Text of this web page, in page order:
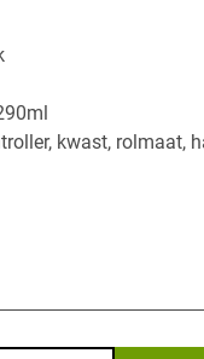
kwast, rolmaat,